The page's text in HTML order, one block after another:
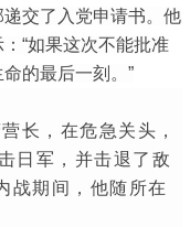
交了入党申请书。他
“如果这次不能批准
的最后一刻。”
长，在危急关头，
日军，并击退了敌
战期间，他随所在